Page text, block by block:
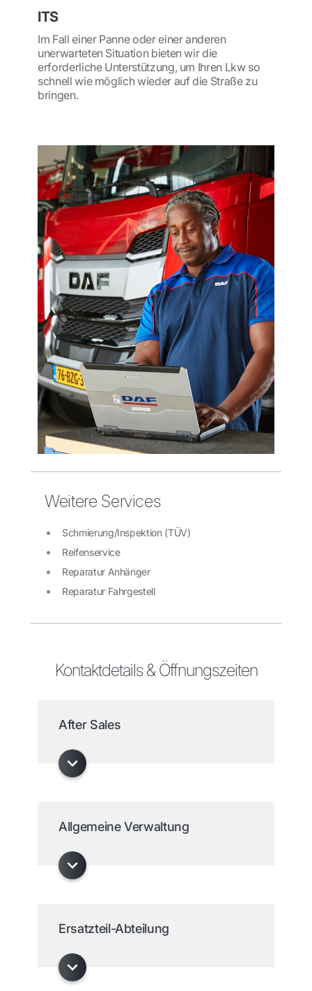
ITS
Im Fall einer Panne oder einer anderen
unerwarteten Situation bieten wir die
erforderliche Unterstützung, um Ihren Lkw so
schnell wie möglich wieder auf die Straße zu
bringen.
Weitere Services
Schmierung/Inspektion (TÜV)
Reifenservice
Reparatur Anhänger
Reparatur Fahrgestell
Kontaktdetails & Öffnungszeiten
After Sales
Allgemeine Verwaltung
Ersatzteil-Abteilung